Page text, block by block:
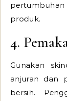
produk.
4.
Gunakan
anjuran dan
bersih.